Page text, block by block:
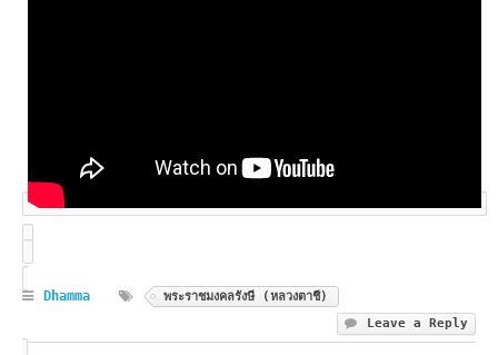
Dhamma
พระราชมงคลรังษี (หลวงตาชี)
Leave a Reply